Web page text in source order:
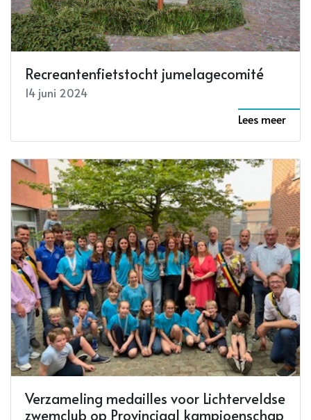
Recreantenfietstocht jumelagecomité
14 juni 2024
Lees meer
Verzameling medailles voor Lichterveldse
zwemclub op Provinciaal kampioenschap